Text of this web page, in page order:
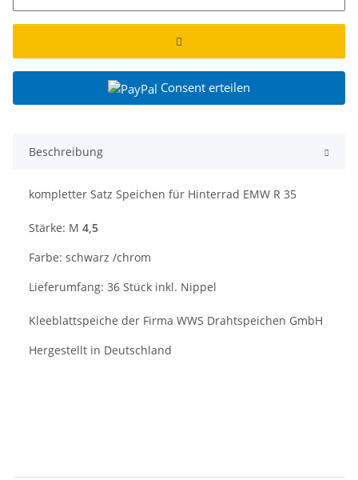
Consent erteilen
Beschreibung
kompletter Satz Speichen für Hinterrad EMW R 35
Stärke: M 4,5
Farbe: schwarz /chrom
Lieferumfang: 36 Stück inkl. Nippel
Kleeblattspeiche der Firma WWS Drahtspeichen GmbH
Hergestellt in Deutschland